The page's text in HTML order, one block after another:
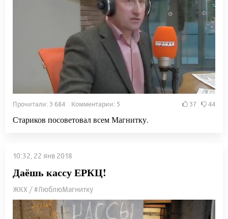
Прочитали: 3 684 Комментарии: 5 37 44
Стариков посоветовал всем Магнитку.
10:32, 22 янв 2018
Даёшь кассу ЕРКЦ!
ЖКХ / #ЛюблюМагнитку